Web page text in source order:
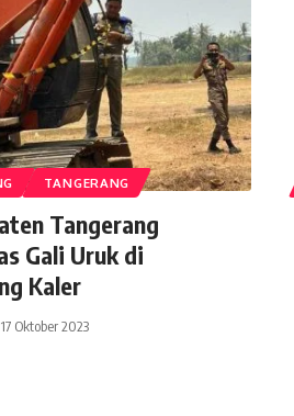
TANGERANG
Tangerang
Gali Uruk di
Kaler
Oktober 2023